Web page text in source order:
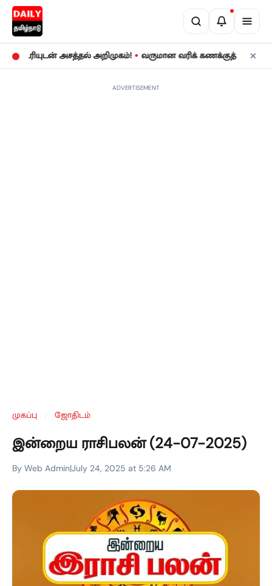
அசத்தல் அறிமுகம்! • வருமான வரிக் கணக்குத் தாக்கல்: ஜூலை
ADVERTISEMENT
முகப்பு ஜோதிடம்
இன்றைய ராசிபலன் (24-07-2025)
By Web Admin|July 24, 2025 at 5:26 AM